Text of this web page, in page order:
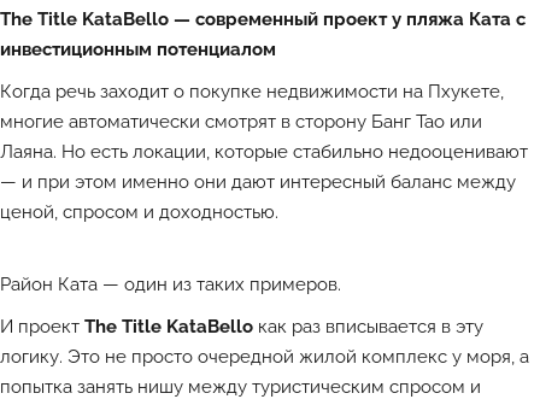
The Title KataBello — современный проект у пляжа Ката с
инвестиционным потенциалом
Когда речь заходит о покупке недвижимости на Пхукете,
многие автоматически смотрят в сторону Банг Тао или
Лаяна. Но есть локации, которые стабильно недооценивают
— и при этом именно они дают интересный баланс между
ценой, спросом и доходностью.
Район Ката — один из таких примеров.
И проект The Title KataBello как раз вписывается в эту
логику. Это не просто очередной жилой комплекс у моря, а
попытка занять нишу между туристическим спросом и